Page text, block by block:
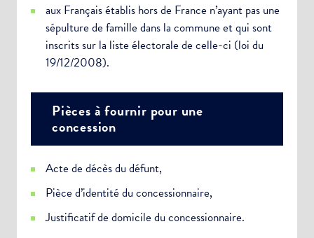
aux Français établis hors de France n’ayant pas une
sépulture de famille dans la commune et qui sont
inscrits sur la liste électorale de celle-ci (loi du
19/12/2008).
Pièces à fournir pour une
concession
Acte de décès du défunt,
Pièce d’identité du concessionnaire,
Justificatif de domicile du concessionnaire.